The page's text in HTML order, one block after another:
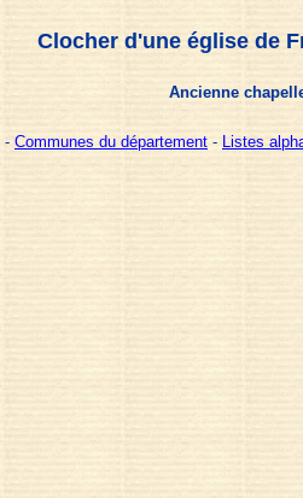
Clocher d'une église de
Ancienne
- Communes du département - Listes